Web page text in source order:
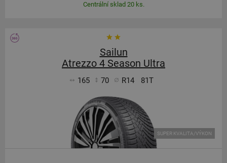
Centrální sklad 20 ks.
Sailun
Atrezzo 4 Season Ultra
165 70 R14 81T
SUPER KVALITA/VÝKON